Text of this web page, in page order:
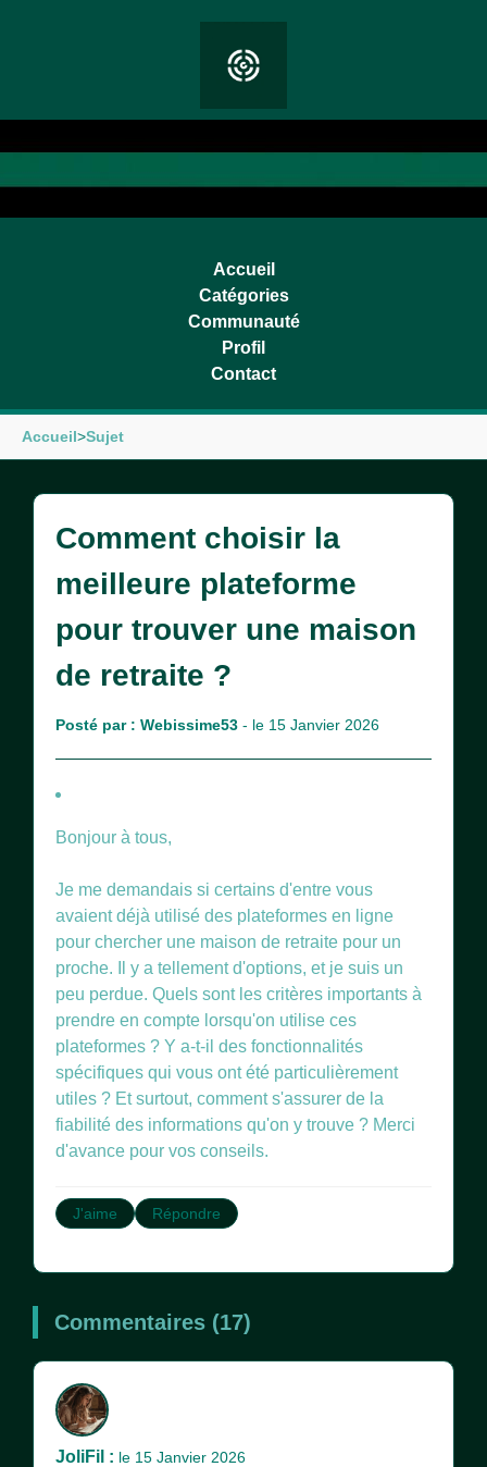
Accueil
Catégories
Communauté
Profil
Contact
Accueil>Sujet
Comment choisir la
meilleure plateforme
pour trouver une maison
de retraite ?
Posté par : Webissime53 - le 15 Janvier 2026
Bonjour à tous,
Je me demandais si certains d'entre vous
avaient déjà utilisé des plateformes en ligne
pour chercher une maison de retraite pour un
proche. Il y a tellement d'options, et je suis un
peu perdue. Quels sont les critères importants à
prendre en compte lorsqu'on utilise ces
plateformes ? Y a-t-il des fonctionnalités
spécifiques qui vous ont été particulièrement
utiles ? Et surtout, comment s'assurer de la
fiabilité des informations qu'on y trouve ? Merci
d'avance pour vos conseils.
J'aime Répondre
Commentaires (17)
JoliFil : le 15 Janvier 2026